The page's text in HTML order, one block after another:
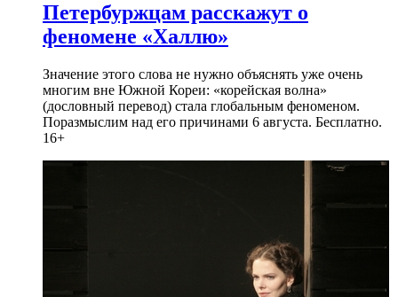
Петербуржцам расскажут о
феномене «Халлю»
Значение этого слова не нужно объяснять уже очень
многим вне Южной Кореи: «корейская волна»
(дословный перевод) стала глобальным феноменом.
Поразмыслим над его причинами 6 августа. Бесплатно.
16+